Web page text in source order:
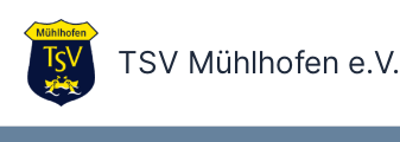
Inhalt
springen
TSV Mühlhofen e.V.